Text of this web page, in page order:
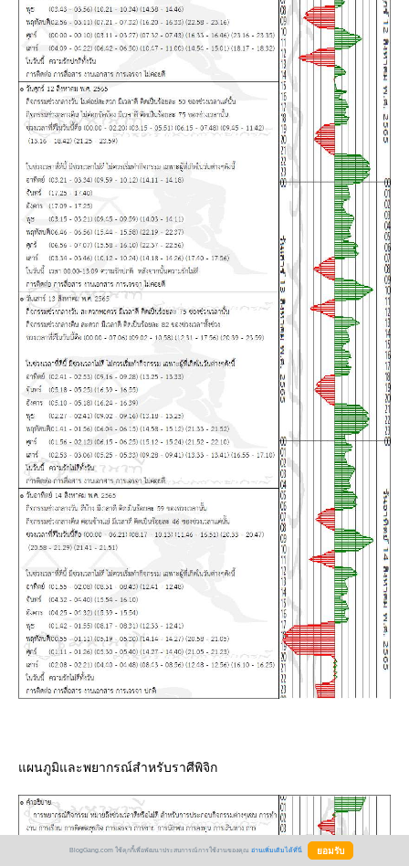
ผนภูมิและพยากรณ์สำหรับราศีพิจิก
BlogGang.com ใช้คุกกี้เพื่อพัฒนาประสบการณ์การใช้งานของคุณ อ่านเพิ่มเติมได้ที่นี่